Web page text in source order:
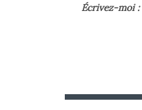
Écrivez-moi :